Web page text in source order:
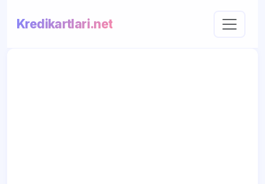
Kredikartlari.net